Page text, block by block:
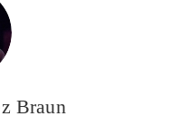
Braun